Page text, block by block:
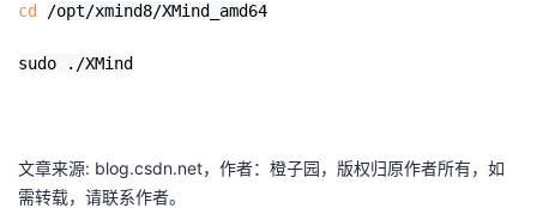
cd /opt/xmind8/XMind_amd64
sudo ./XMind
文章来源: blog.csdn.net，作者：橙子园，版权归原作者所有，如
需转载，请联系作者。